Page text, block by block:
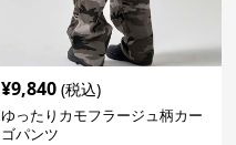
¥9,840 (税込)
ゆったりカモフラージュ柄カー
ゴパンツ